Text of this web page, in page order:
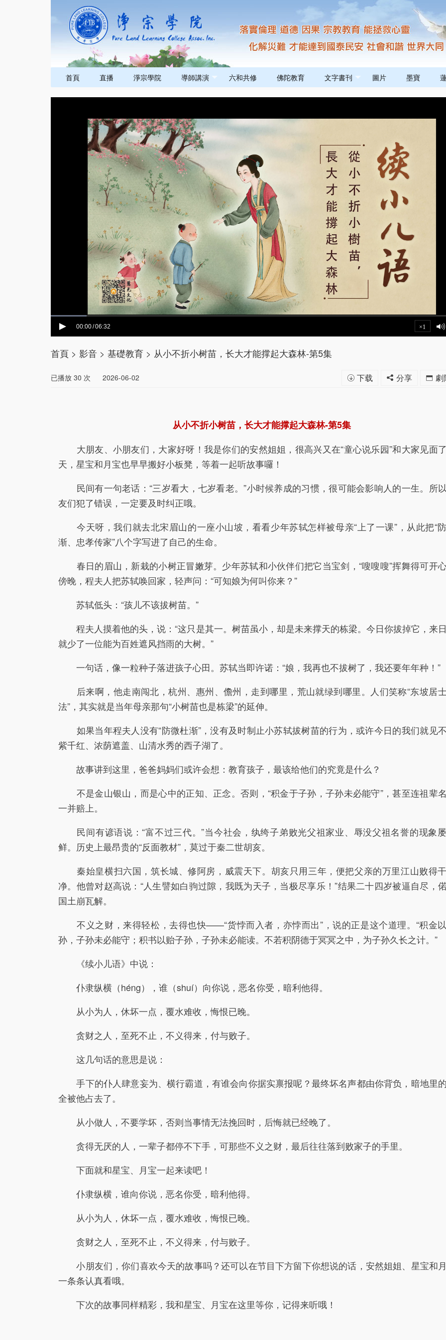
首頁 直播 淨宗學院 導師講演 六和共修 佛陀教育 文字書刊 圖片 墨寶
00:00/06:32 ×1
首頁 > 影音 > 基礎教育 > 从小不折小树苗，长大才能撑起大森林-第5集
已播放 30 次 2026-06-02 劇
分享
下载
从小不折小树苗，长大才能撑起大森林-第5集
大朋友、小朋友们，大家好呀！我是你们的安然姐姐，很高兴又在“童心说乐园”和大家见面
天，星宝和月宝也早早搬好小板凳，等着一起听故事囉！
民间有一句老话：“三岁看大，七岁看老。”小时候养成的习惯，很可能会影响人的一生。所
友们犯了错误，一定要及时纠正哦。
今天呀，我们就去北宋眉山的一座小山坡，看看少年苏轼怎样被母亲“上了一课”，从此把“
渐、忠孝传家”八个字写进了自己的生命。
春日的眉山，新栽的小树正冒嫩芽。少年苏轼和小伙伴们把它当宝剑，“嗖嗖嗖”挥舞得可开
傍晚，程夫人把苏轼唤回家，轻声问：“可知娘为何叫你来？”
苏轼低头：“孩儿不该拔树苗。”
程夫人摸着他的头，说：“这只是其一。树苗虽小，却是未来撑天的栋梁。今日你拔掉它，来
就少了一位能为百姓遮风挡雨的大树。”
一句话，像一粒种子落进孩子心田。苏轼当即许诺：“娘，我再也不拔树了，我还要年年种！”
后来啊，他走南闯北，杭州、惠州、儋州，走到哪里，荒山就绿到哪里。人们笑称“东坡居
法”，其实就是当年母亲那句“小树苗也是栋梁”的延伸。
如果当年程夫人没有“防微杜渐”，没有及时制止小苏轼拔树苗的行为，或许今日的我们就见
紫千红、浓荫遮盖、山清水秀的西子湖了。
故事讲到这里，爸爸妈妈们或许会想：教育孩子，最该给他们的究竟是什么？
不是金山银山，而是心中的正知、正念。否则，“积金于子孙，子孙未必能守”，甚至连祖辈
一并赔上。
民间有谚语说：“富不过三代。”当今社会，纨绔子弟败光父祖家业、辱没父祖名誉的现象
鲜。历史上最昂贵的“反面教材”，莫过于秦二世胡亥。
秦始皇横扫六国，筑长城、修阿房，威震天下。胡亥只用三年，便把父亲的万里江山败得
净。他曾对赵高说：“人生譬如白驹过隙，我既为天子，当极尽享乐！”结果二十四岁被逼自尽，
国土崩瓦解。
不义之财，来得轻松，去得也快——“货悖而入者，亦悖而出”，说的正是这个道理。“积金
孙，子孙未必能守；积书以贻子孙，子孙未必能读。不若积阴德于冥冥之中，为子孙久长之计。”
《续小儿语》中说：
仆隶纵横（héng），谁（shuí）向你说，恶名你受，暗利他得。
从小为人，休坏一点，覆水难收，悔恨已晚。
贪财之人，至死不止，不义得来，付与败子。
这几句话的意思是说：
手下的仆人肆意妄为、横行霸道，有谁会向你据实禀报呢？最终坏名声都由你背负，暗地里
全被他占去了。
从小做人，不要学坏，否则当事情无法挽回时，后悔就已经晚了。
贪得无厌的人，一辈子都停不下手，可那些不义之财，最后往往落到败家子的手里。
下面就和星宝、月宝一起来读吧！
仆隶纵横，谁向你说，恶名你受，暗利他得。
从小为人，休坏一点，覆水难收，悔恨已晚。
贪财之人，至死不止，不义得来，付与败子。
小朋友们，你们喜欢今天的故事吗？还可以在节目下方留下你想说的话，安然姐姐、星宝和
一条条认真看哦。
下次的故事同样精彩，我和星宝、月宝在这里等你，记得来听哦！